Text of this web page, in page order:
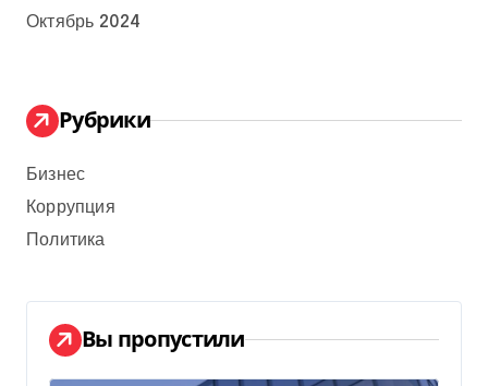
Октябрь 2024
Рубрики
Бизнес
Коррупция
Политика
Вы пропустили